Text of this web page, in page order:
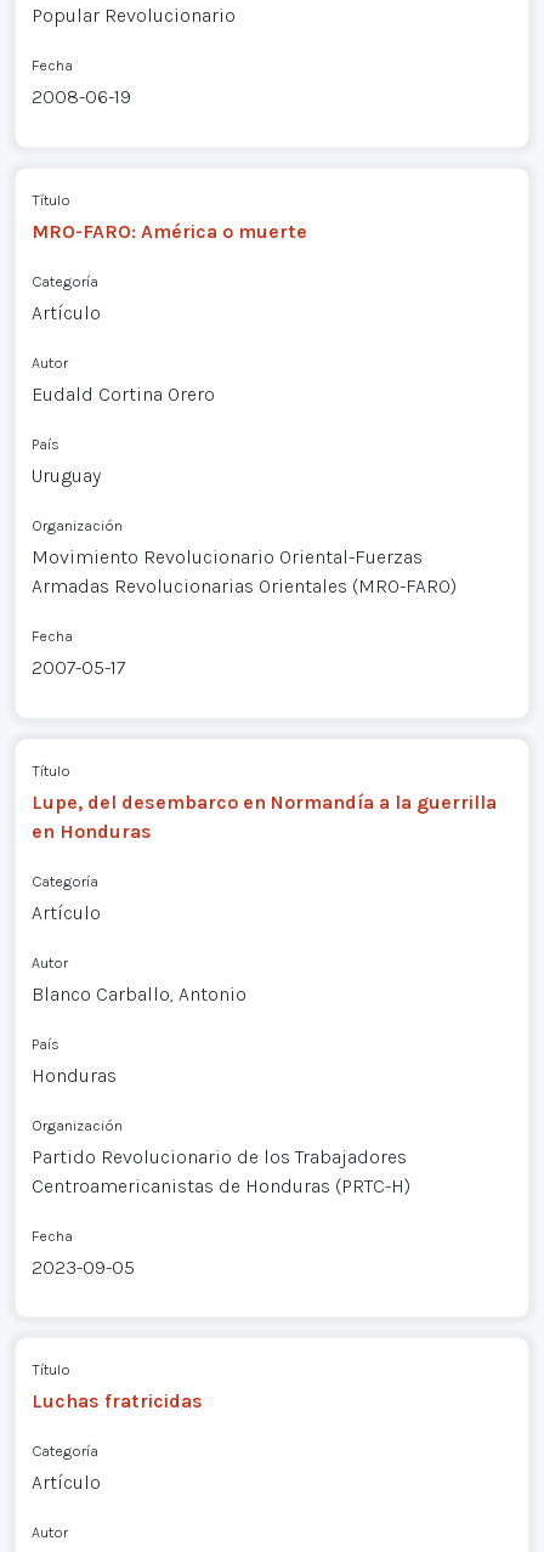
Popular Revolucionario
Fecha
2008-06-19
Título
MRO-FARO: América o muerte
Categoría
Artículo
Autor
Eudald Cortina Orero
País
Uruguay
Organización
Movimiento Revolucionario Oriental-Fuerzas
Armadas Revolucionarias Orientales (MRO-FARO)
Fecha
2007-05-17
Título
Lupe, del desembarco en Normandía a la guerrilla
en Honduras
Categoría
Artículo
Autor
Blanco Carballo, Antonio
País
Honduras
Organización
Partido Revolucionario de los Trabajadores
Centroamericanistas de Honduras (PRTC-H)
Fecha
2023-09-05
Título
Luchas fratricidas
Categoría
Artículo
Autor